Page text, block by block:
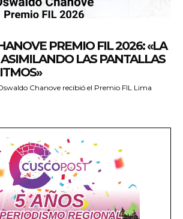
PREMIO FIL 2026: «LA
ASIMILANDO LAS PANTALLAS
Chanove recibió el Premio FIL Lima